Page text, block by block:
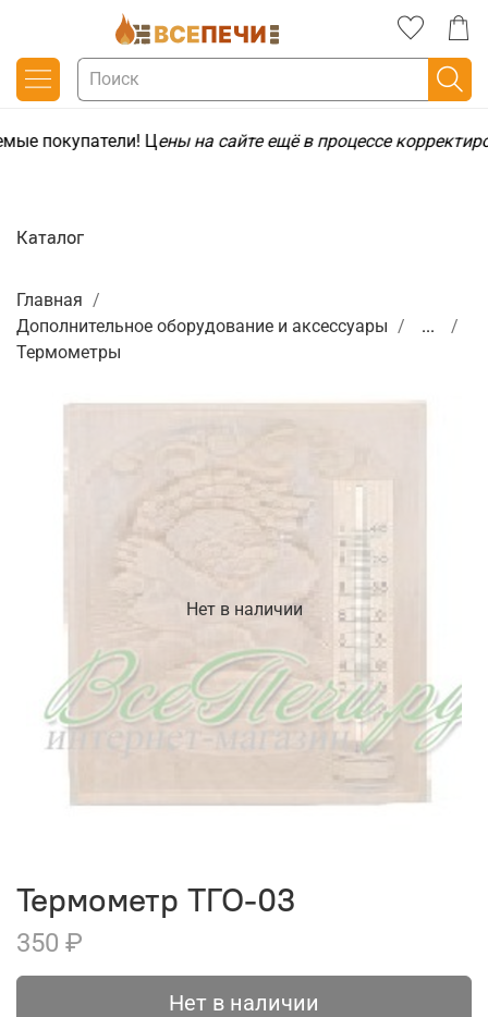
покупатели! Цены на сайте ещё в процессе
Главная
Дополнительное оборудование и аксессуары
...
Термометры
Нет в наличии
Термометр ТГО-03
350 ₽
Нет в наличии
Каталог